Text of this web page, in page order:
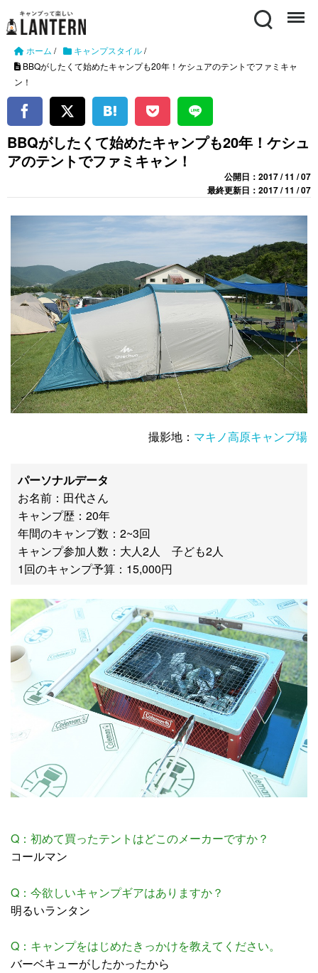
Search Menu
ホーム / キャンプスタイル/
BBQがしたくて始めたキャンプも20年！ケシュアのテントでファミキャ
ン！
BBQがしたくて始めたキャンプも20年！ケシュ
アのテントでファミキャン！
公開日：2017 / 11 / 07
最終更新日：2017 / 11 / 07
撮影地： マキノ高原キャンプ場
パーソナルデータ
お名前：田代さん
キャンプ歴：20年
年間のキャンプ数：2~3回
キャンプ参加人数：大人2人 子ども2人
1回のキャンプ予算：15,000円
Q：初めて買ったテントはどこのメーカーですか？
コールマン
Q：今欲しいキャンプギアはありますか？
明るいランタン
Q：キャンプをはじめたきっかけを教えてください。
バーベキューがしたかったから